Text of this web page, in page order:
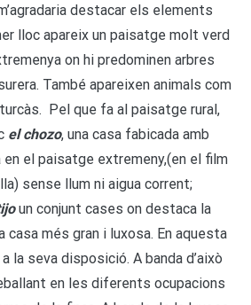
destacar els elements
lloc apareix un paisatge molt verd
on hi predominen arbres
També apareixen animals com
turcàs. Pel que fa al paisatge rural,
el chozo, una casa fabicada amb
en el paisatge extremeny,(en el film
sense llum ni aigua corrent;
un conjunt cases on destaca la
casa més gran i luxosa. En aquesta
la seva disposició. A banda d’això
en les diferents ocupacions